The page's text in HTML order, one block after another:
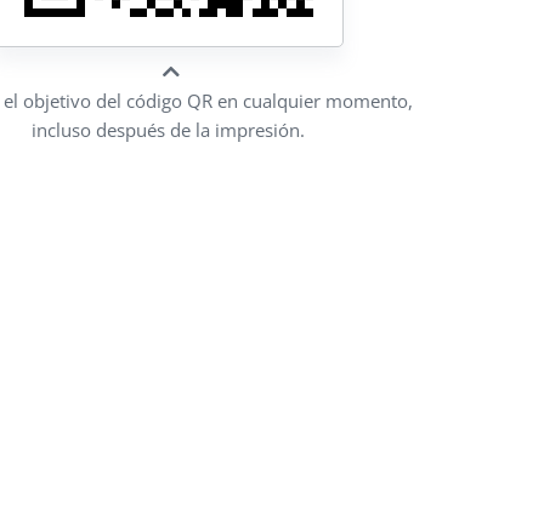
el objetivo del código QR en cualquier momento,
incluso después de la impresión.